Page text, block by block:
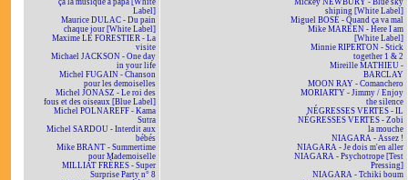
ça la musique à papa [White
Label]
Maurice DULAC - Du pain
chaque jour [White Label]
Maxime LE FORESTIER - La
visite
Michael JACKSON - One day
in your life
Michel FUGAIN - Chanson
pour les demoiselles
Michel JONASZ - Le roi des
fous et des oiseaux [Blue Label]
Michel POLNAREFF - Kama
Sutra
Michel SARDOU - Interdit aux
bébés
Mike BRANT - Summertime
pour Mademoiselle
MILLIAT FRÈRES - Super
Surprise Party n° 8
Mickey NEWBURY - Blue sky
shining [White Label]
Miguel BOSÉ - Quand ça va mal
Mike MAREEN - Here I am
[White Label]
Minnie RIPERTON - Stick
together 1 & 2
Mireille MATHIEU -
BARCLAY
MOON RAY - Comanchero
MORIARTY - Jimmy / Enjoy
the silence
NÉGRESSES VERTES - IL
NÉGRESSES VERTES - Zobi
la mouche
NIAGARA - Assez !
NIAGARA - Je dois m'en aller
NIAGARA - Psychotrope [Test
Pressing]
NIAGARA - Tchiki boum